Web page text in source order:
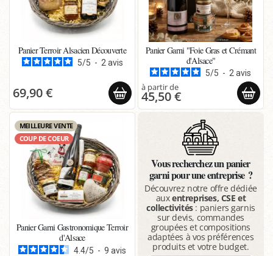
Panier Terroir Alsacien Découverte
5/5 - 2avis
69,90 €
Panier Garni "Foie Gras et Crémant
d'Alsace"
5/5 - 2avis
45,50 €
MEILLEURE VENTE
COUP DE COEUR
Panier Garni Gastronomique Terroir
d'Alsace
4.4/5 - 9avis
Vous recherchez un panier
garni pour une entreprise ?
Découvrez notre offre dédiée
auxentreprises, CSE et
collectivités: paniers garnis
sur devis, commandes
groupées et compositions
adaptées à vos préférences
produits et votre budget.